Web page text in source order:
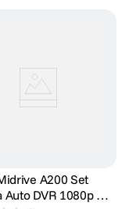
, camera A810 ofera alerte
A200 Set
DVR 1080p Wi-